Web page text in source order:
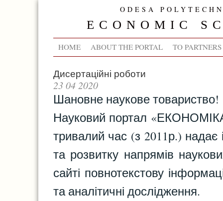
ODESA
ECONOMIC
HOME ABOUT THE PORTAL TO PARTNERS
Дисертаційні роботи
23 04 2020
Шановне наукове товариство!
Науковий портал
тривалий час (з 2011р.) надає
та розвитку напрямів
сайті повнотекстову
та аналітичні дослідження.